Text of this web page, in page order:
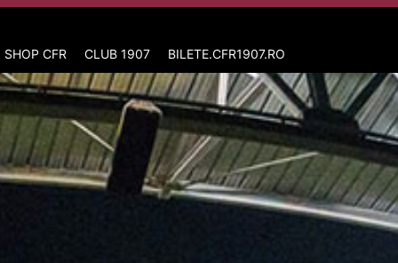
SHOP CFR CLUB 1907 BILETE.CFR1907.RO